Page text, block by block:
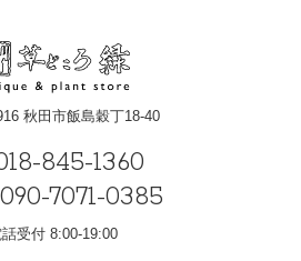
秋田市飯島穀丁18-40
845-1360
090-7071-0385
話受付 8:00-19:00